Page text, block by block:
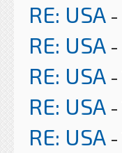
RE: USA -
RE: USA -
RE: USA -
RE: USA -
RE: USA -